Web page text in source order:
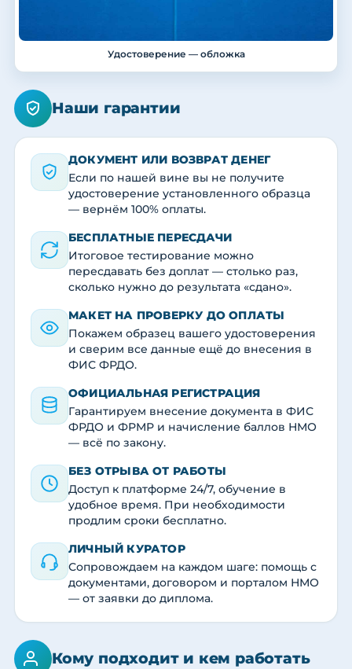
Удостоверение — обложка
Наши гарантии
ДОКУМЕНТ ИЛИ ВОЗВРАТ ДЕНЕГ
Если по нашей вине вы не получите
удостоверение установленного образца
— вернём 100% оплаты.
БЕСПЛАТНЫЕ ПЕРЕСДАЧИ
Итоговое тестирование можно
пересдавать без доплат — столько раз,
сколько нужно до результата «сдано».
МАКЕТ НА ПРОВЕРКУ ДО ОПЛАТЫ
Покажем образец вашего удостоверения
и сверим все данные ещё до внесения в
ФИС ФРДО.
ОФИЦИАЛЬНАЯ РЕГИСТРАЦИЯ
Гарантируем внесение документа в ФИС
ФРДО и ФРМР и начисление баллов НМО
— всё по закону.
БЕЗ ОТРЫВА ОТ РАБОТЫ
Доступ к платформе 24/7, обучение в
удобное время. При необходимости
продлим сроки бесплатно.
ЛИЧНЫЙ КУРАТОР
Сопровождаем на каждом шаге: помощь с
документами, договором и порталом НМО
— от заявки до диплома.
Кому подходит и кем работать